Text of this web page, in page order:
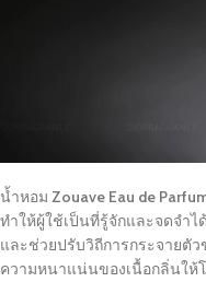
น้ำหอม Zouave Eau de
ทำให้ผู้ใช้เป็นที่รู้จักและจดจำไ
และช่วยปรับวิถีการกระจายตั
ความหนาแน่นของเนื้อกลิ่นให้